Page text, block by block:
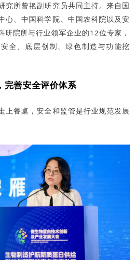
究所曾艳副研究员共同主持。来自国
心、中国科学院、中国农科院以及安
研院所与行业领军企业的12位专家，
全、底层创制、绿色制造与功能挖
完善安全评价体系
上餐桌，安全和监管是行业规范发展